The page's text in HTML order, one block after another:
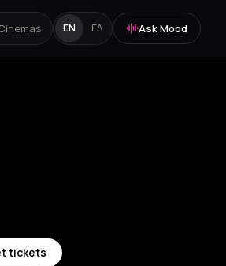
EN ΕΛ Ask Mood
tickets